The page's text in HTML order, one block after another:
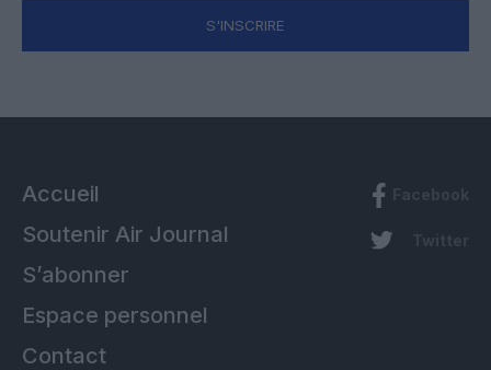
S'INSCRIRE
Accueil
Soutenir Air Journal
S’abonner
Espace personnel
Contact